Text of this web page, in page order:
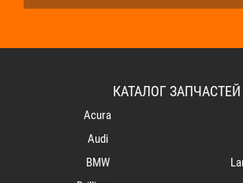
КАТАЛОГ ЗАПЧАСТЕЙ
Acura
Audi
BMW